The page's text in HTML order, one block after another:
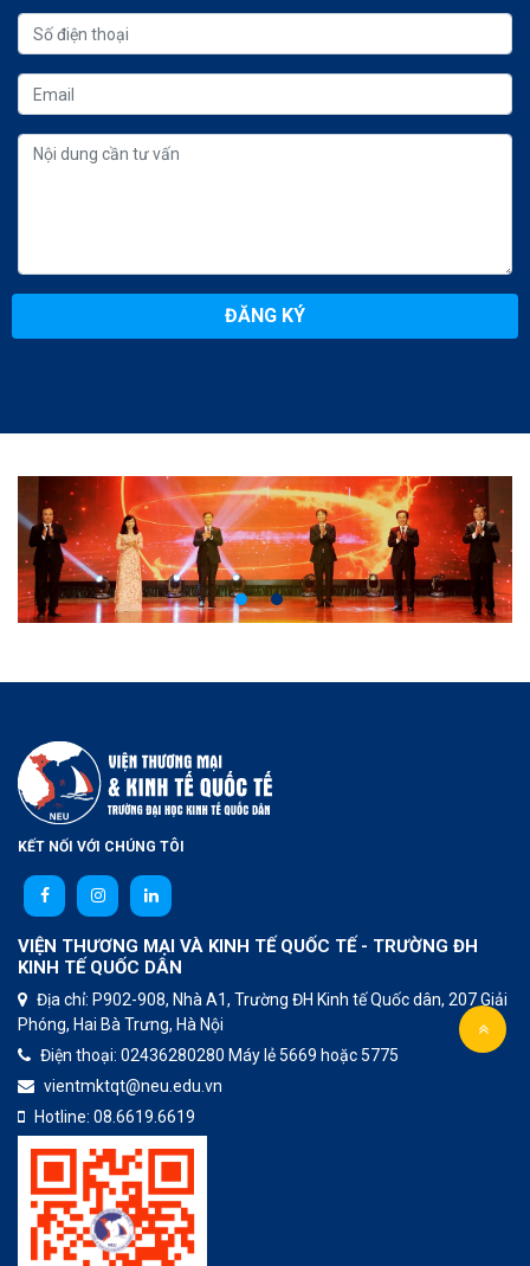
ĐĂNG KÝ
KẾT NỐI VỚI CHÚNG TÔI
VIỆN THƯƠNG MẠI VÀ KINH TẾ QUỐC TẾ - TRƯỜNG ĐH
KINH TẾ QUỐC DÂN
Địa chỉ: P902-908, Nhà A1, Trường ĐH Kinh tế Quốc dân, 207 Giải
Phóng, Hai Bà Trưng, Hà Nội
Điện thoại: 02436280280 Máy lẻ 5669 hoặc 5775
vientmktqt@neu.edu.vn
Hotline: 08.6619.6619